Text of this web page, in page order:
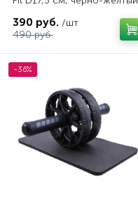
390 руб. /шт
490 руб.
-36%